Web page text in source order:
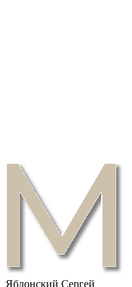
Яблонский Сергей